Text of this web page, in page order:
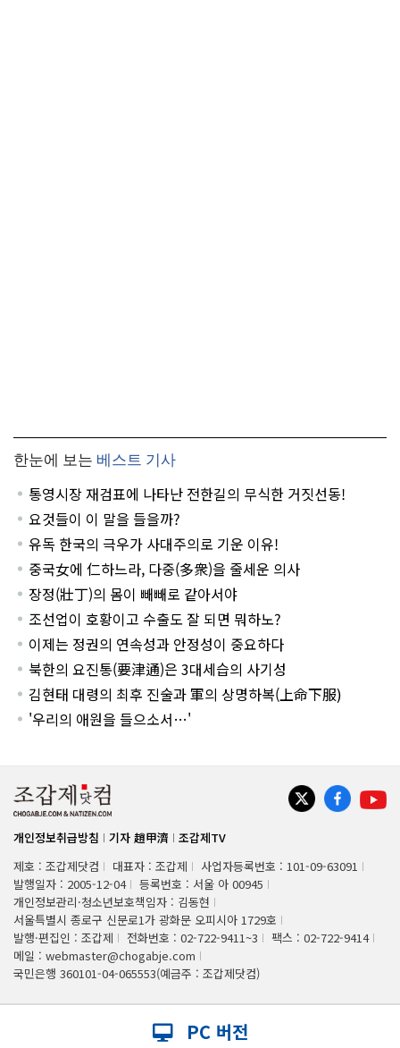
한눈에 보는 베스트 기사
통영시장 재검표에 나타난 전한길의 무식한 거짓선동!
요것들이 이 말을 들을까?
유독 한국의 극우가 사대주의로 기운 이유!
중국女에 仁하느라, 다중(多衆)을 줄세운 의사
장정(壯丁)의 몸이 빼빼로 같아서야
조선업이 호황이고 수출도 잘 되면 뭐하노?
이제는 정권의 연속성과 안정성이 중요하다
북한의 요진통(要津通)은 3대세습의 사기성
김현태 대령의 최후 진술과 軍의 상명하복(上命下服)
'우리의 애원을 들으소서…'
개인정보취급방침 기자 趙甲濟
조갑제TV
제호 : 조갑제닷컴
대표자 : 조갑제
사업자등록번호 : 101-09-63091
발행일자 : 2005-12-04
등록번호 : 서울 아 00945
개인정보관리·청소년보호책임자 : 김동현
서울특별시 종로구 신문로1가 광화문 오피시아 1729호
발행·편집인 : 조갑제
전화번호 : 02-722-9411~3
팩스 : 02-722-9414
메일 : webmaster@chogabje.com
국민은행 360101-04-065553(예금주 : 조갑제닷컴)
PC 버전